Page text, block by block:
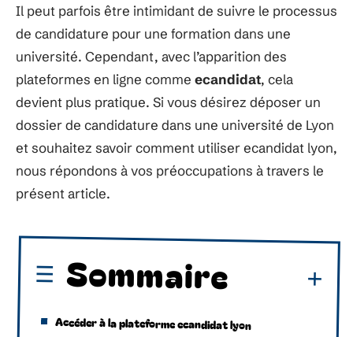
Il peut parfois être intimidant de suivre le processus
de candidature pour une formation dans une
université. Cependant, avec l’apparition des
plateformes en ligne comme ecandidat, cela
devient plus pratique. Si vous désirez déposer un
dossier de candidature dans une université de Lyon
et souhaitez savoir comment utiliser ecandidat lyon,
nous répondons à vos préoccupations à travers le
présent article.
Sommaire
Accéder à la plateforme ecandidat lyon